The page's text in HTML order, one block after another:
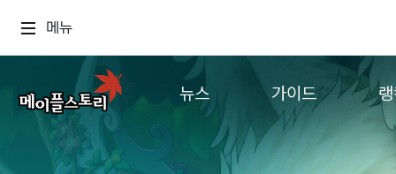
메뉴
뉴스 가이드